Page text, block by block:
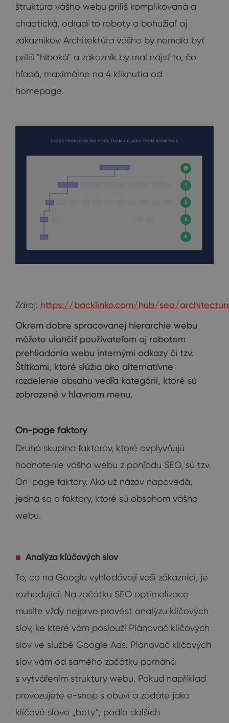
štruktúra vášho webu príliš komplikovaná a
chaotická, odradí to roboty a bohužiaľ aj
zákazníkov. Architektúra vášho by nemala byť
príliš "hlboká" a zákazník by mal nájsť to, čo
hľadá, maximálne na 4 kliknutia od
homepage.
Zdroj: https://backlinko.com/hub/seo/
Okrem dobre spracovanej hierarchie webu
môžete uľahčiť používateľom aj robotom
prehliadania webu internými odkazy či tzv.
Štítkami, ktoré slúžia ako alternatívne
rozdelenie obsahu vedľa kategórií, ktoré sú
zobrazené v hlavnom menu.
On-page faktory
Druhá skupina faktorov, ktoré ovplyvňujú
hodnotenie vášho webu z pohľadu SEO, sú tzv.
On-page faktory. Ako už názov napovedá,
jedná sa o faktory, ktoré sú obsahom vášho
webu.
Analýza kľúčových slov
To, co na Googlu vyhledávají vaši zákazníci, je
rozhodující. Na začátku SEO optimalizace
musíte vždy nejprve provést analýzu klíčových
slov, ke které vám poslouží Plánovač klíčových
slov ve službě Google Ads. Plánovač klíčových
slov vám od samého začátku pomáhá
s vytvářením struktury webu. Pokud například
provozujete e-shop s obuví a zadáte jako
klíčové slovo „boty“, podle dalších